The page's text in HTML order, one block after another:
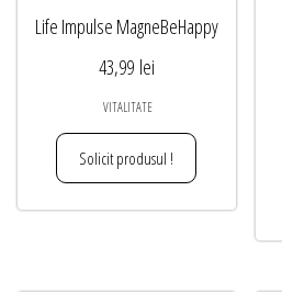
Life Impulse MagneBeHappy
43,99 lei
VITALITATE
Solicit produsul !